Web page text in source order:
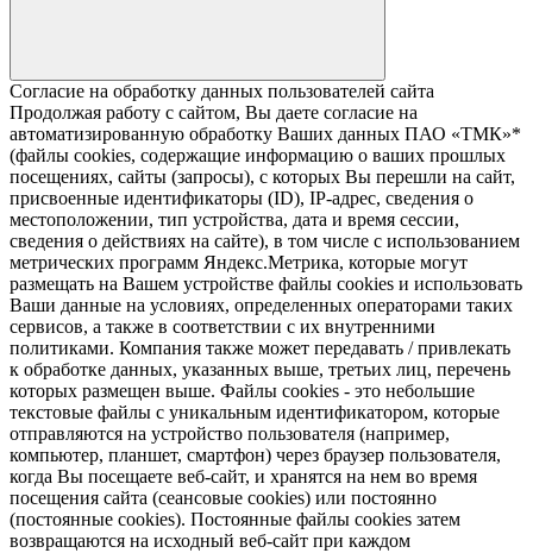
Согласие на обработку данных пользователей сайта
Продолжая работу с сайтом, Вы даете согласие на
автоматизированную обработку Ваших данных ПАО «ТМК»*
(файлы cookies, содержащие информацию о ваших прошлых
посещениях, сайты (запросы), с которых Вы перешли на сайт,
присвоенные идентификаторы (ID), IP-адрес, сведения о
местоположении, тип устройства, дата и время сессии,
сведения о действиях на сайте), в том числе с использованием
метрических программ Яндекс.Метрика, которые могут
размещать на Вашем устройстве файлы cookies и использовать
Ваши данные на условиях, определенных операторами таких
сервисов, а также в соответствии с их внутренними
политиками. Компания также может передавать / привлекать
к обработке данных, указанных выше, третьих лиц, перечень
которых размещен выше. Файлы cookies - это небольшие
текстовые файлы с уникальным идентификатором, которые
отправляются на устройство пользователя (например,
компьютер, планшет, смартфон) через браузер пользователя,
когда Вы посещаете веб-сайт, и хранятся на нем во время
посещения сайта (сеансовые cookies) или постоянно
(постоянные cookies). Постоянные файлы cookies затем
возвращаются на исходный веб-сайт при каждом